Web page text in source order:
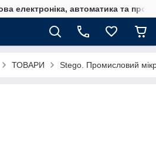
електроніка, автоматика та
ТОВАРИ Stego. Промисловий